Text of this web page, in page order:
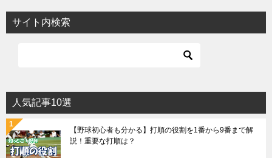
サイト内検索
人気記事10選
【野球初心者も分かる】打順の役割を1番から9番まで解
説！重要な打順は？